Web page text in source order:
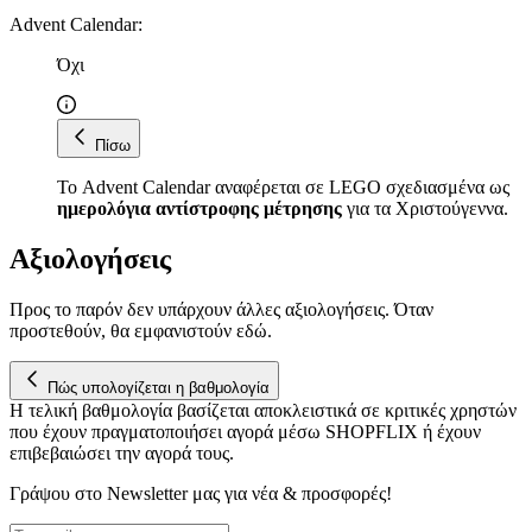
διαφημίσεων και ανάλυσης.
Advent Calendar:
Όχι
Πίσω
Το Advent Calendar αναφέρεται σε LEGO σχεδιασμένα ως
ημερολόγια αντίστροφης μέτρησης για τα Χριστούγεννα.
Αξιολογήσεις
Προς το παρόν δεν υπάρχουν άλλες αξιολογήσεις. Όταν
προστεθούν, θα εμφανιστούν εδώ.
Πώς υπολογίζεται η βαθμολογία
Η τελική βαθμολογία βασίζεται αποκλειστικά σε κριτικές χρηστών
που έχουν πραγματοποιήσει αγορά μέσω SHOPFLIX ή έχουν
επιβεβαιώσει την αγορά τους.
Γράψου στο Νewsletter μας για νέα & προσφορές!